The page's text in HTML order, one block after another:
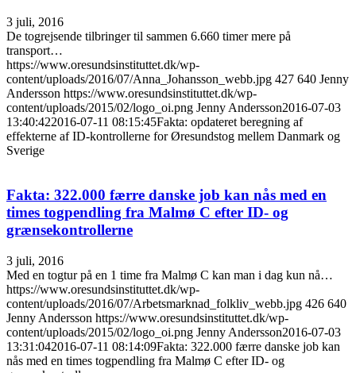
3 juli, 2016
De togrejsende tilbringer til sammen 6.660 timer mere på
transport…
https://www.oresundsinstituttet.dk/wp-
content/uploads/2016/07/Anna_Johansson_webb.jpg 427 640 Jenny
Andersson https://www.oresundsinstituttet.dk/wp-
content/uploads/2015/02/logo_oi.png Jenny Andersson2016-07-03
13:40:422016-07-11 08:15:45Fakta: opdateret beregning af
effekterne af ID-kontrollerne for Øresundstog mellem Danmark og
Sverige
Fakta: 322.000 færre danske job kan nås med en
times togpendling fra Malmø C efter ID- og
grænsekontrollerne
3 juli, 2016
Med en togtur på en 1 time fra Malmø C kan man i dag kun nå…
https://www.oresundsinstituttet.dk/wp-
content/uploads/2016/07/Arbetsmarknad_folkliv_webb.jpg 426 640
Jenny Andersson https://www.oresundsinstituttet.dk/wp-
content/uploads/2015/02/logo_oi.png Jenny Andersson2016-07-03
13:31:042016-07-11 08:14:09Fakta: 322.000 færre danske job kan
nås med en times togpendling fra Malmø C efter ID- og